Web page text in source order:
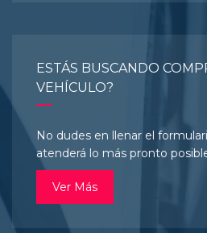
ESTÁS BUSCANDO
VEHÍCULO?
No dudes en llenar el
atenderá lo más pronto
Ver Más